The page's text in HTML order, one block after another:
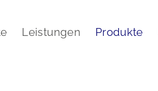
Leistungen Produkte